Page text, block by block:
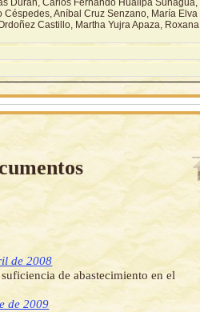
Durán, Carlos Fernando Huallpa Sunagua,
Aníbal Cruz Senzano, María Elva
Castillo, Martha Yujra Apaza, Roxana
de 2008
de abastecimiento en el
de 2009